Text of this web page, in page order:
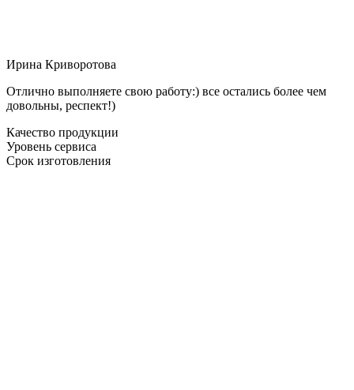
Ирина Криворотова
Отлично выполняете свою работу:) все остались более чем
довольны, респект!)
Качество продукции
Уровень сервиса
Срок изготовления